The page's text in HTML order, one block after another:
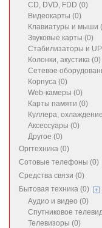
CD, DVD, FDD (0)
Видеокарты (0)
Клавиатуры и мыши
Звуковые карты (0)
Стабилизаторы и
Колонки, акустика (0)
Сетевое
Корпуса (0)
Web-камеры (0)
Карты памяти (0)
Куллера,
Аксессуары (0)
Другое (0)
Оргтехника (0)
Сотовые телефоны (0)
Средства связи (0)
Бытовая техника (0)
Аудио и видео (0)
Спутниковое
Телевизоры (0)